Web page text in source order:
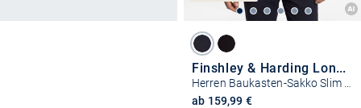
Finshley & Harding London
ab 159,99 €